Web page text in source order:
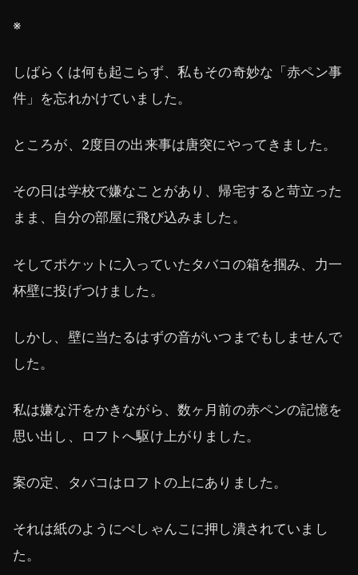
※
しばらくは何も起こらず、私もその奇妙な「赤ペン事
件」を忘れかけていました。
ところが、2度目の出来事は唐突にやってきました。
その日は学校で嫌なことがあり、帰宅すると苛立った
まま、自分の部屋に飛び込みました。
そしてポケットに入っていたタバコの箱を掴み、力一
杯壁に投げつけました。
しかし、壁に当たるはずの音がいつまでもしませんで
した。
私は嫌な汗をかきながら、数ヶ月前の赤ペンの記憶を
思い出し、ロフトへ駆け上がりました。
案の定、タバコはロフトの上にありました。
それは紙のようにぺしゃんこに押し潰されていまし
た。